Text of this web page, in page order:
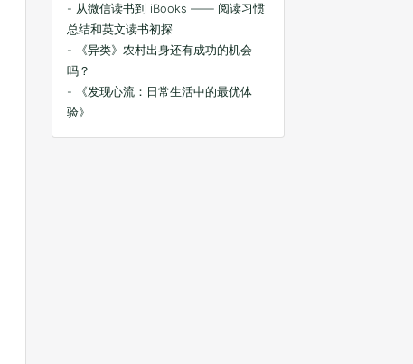
- 从微信读书到 iBooks —— 阅读习惯
总结和英文读书初探
- 《异类》农村出身还有成功的机会
吗？
- 《发现心流：日常生活中的最优体
验》